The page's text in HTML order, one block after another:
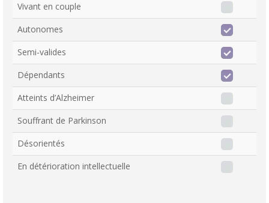
Vivant en couple
Autonomes
Semi-valides
Dépendants
Atteints d’Alzheimer
Souffrant de Parkinson
Désorientés
En détérioration intellectuelle